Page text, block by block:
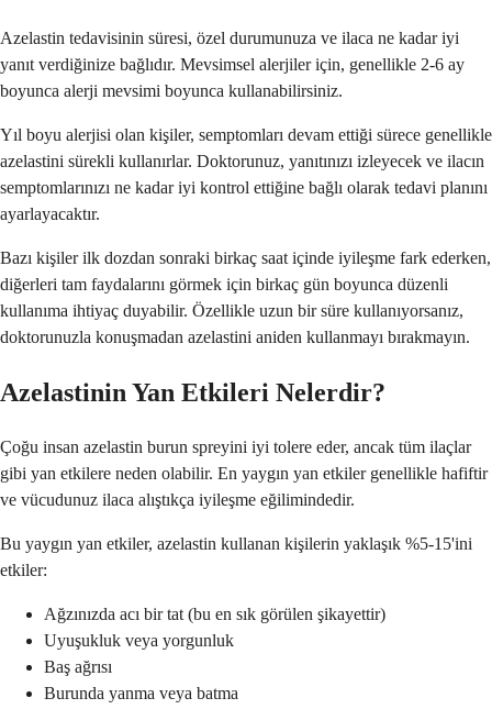
Azelastin tedavisinin süresi, özel durumunuza ve ilaca ne kadar iyi
yanıt verdiğinize bağlıdır. Mevsimsel alerjiler için, genellikle 2-6 ay
boyunca alerji mevsimi boyunca kullanabilirsiniz.
Yıl boyu alerjisi olan kişiler, semptomları devam ettiği sürece genellikle
azelastini sürekli kullanırlar. Doktorunuz, yanıtınızı izleyecek ve ilacın
semptomlarınızı ne kadar iyi kontrol ettiğine bağlı olarak tedavi planını
ayarlayacaktır.
Bazı kişiler ilk dozdan sonraki birkaç saat içinde iyileşme fark ederken,
diğerleri tam faydalarını görmek için birkaç gün boyunca düzenli
kullanıma ihtiyaç duyabilir. Özellikle uzun bir süre kullanıyorsanız,
doktorunuzla konuşmadan azelastini aniden kullanmayı bırakmayın.
Azelastinin Yan Etkileri Nelerdir?
Çoğu insan azelastin burun spreyini iyi tolere eder, ancak tüm ilaçlar
gibi yan etkilere neden olabilir. En yaygın yan etkiler genellikle hafiftir
ve vücudunuz ilaca alıştıkça iyileşme eğilimindedir.
Bu yaygın yan etkiler, azelastin kullanan kişilerin yaklaşık %5-15'ini
etkiler:
Ağzınızda acı bir tat (bu en sık görülen şikayettir)
Uyuşukluk veya yorgunluk
Baş ağrısı
Burunda yanma veya batma